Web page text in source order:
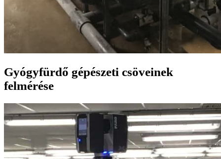
Gyógyfürdő gépészeti csöveinek
felmérése